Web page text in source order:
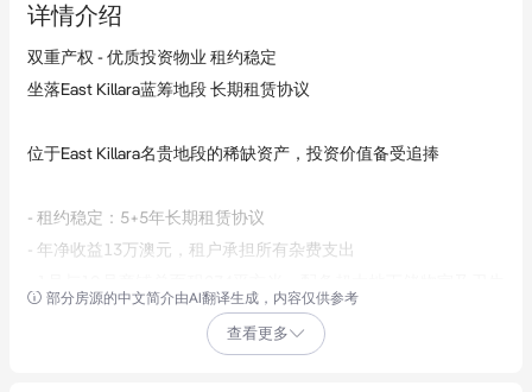
详情介绍
双重产权 - 优质投资物业 租约稳定
坐落East Killara蓝筹地段 长期租赁协议
位于East Killara名贵地段的稀缺资产，投资价值备受追捧
- 租约稳定：5+5年长期租赁协议
- 年净收益13万澳元，租户承担所有杂费支出
- 混合用途物业：内设咖啡厅、烘焙坊与便民超市
部分房源的中文简介由AI翻译生成，内容仅供参考
查看更多